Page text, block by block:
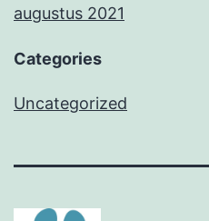
augustus 2021
Categories
Uncategorized